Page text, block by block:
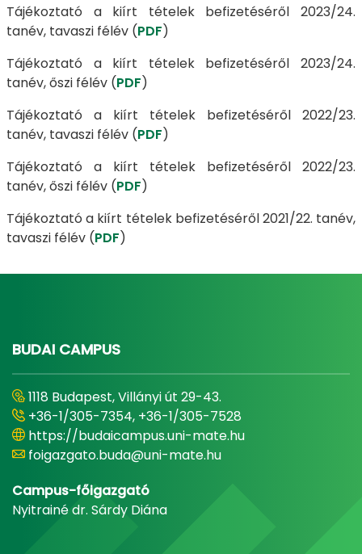
Tájékoztató a kiírt tételek befizetéséről 2023/24.
tanév, tavaszi félév (PDF)
Tájékoztató a kiírt tételek befizetéséről 2023/24.
tanév, őszi félév (PDF)
Tájékoztató a kiírt tételek befizetéséről 2022/23.
tanév, tavaszi félév (PDF)
Tájékoztató a kiírt tételek befizetéséről 2022/23.
tanév, őszi félév (PDF)
Tájékoztató a kiírt tételek befizetéséről 2021/22. tanév,
tavaszi félév (PDF)
BUDAI CAMPUS
1118 Budapest, Villányi út 29-43.
+36-1/305-7354, +36-1/305-7528
https://budaicampus.uni-mate.hu
foigazgato.buda@uni-mate.hu
Campus-főigazgató
Nyitrainé dr. Sárdy Diána